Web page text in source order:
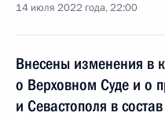
14 июля 2022 года, 22:00
Внесены изменения в
о Верховном Суде и о
и Севастополя в